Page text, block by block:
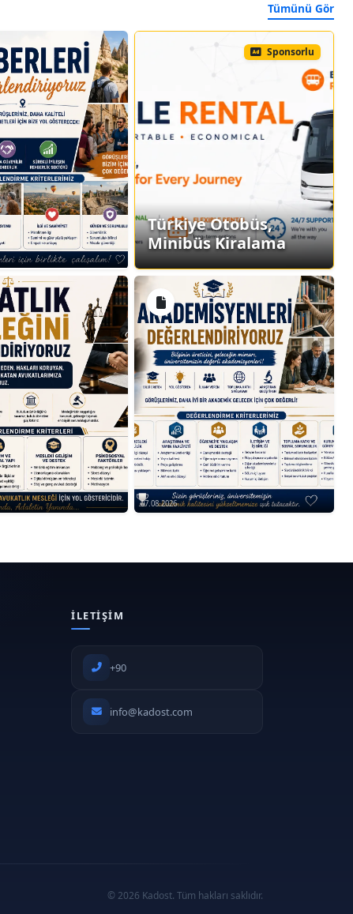
Tümünü Gör
Sponsorlu
Türkiye Otobüs,
Minibüs Kiralama
07.08.2026
İLETIŞIM
+90
info@kadost.com
© 2026 Kadost. Tüm hakları saklıdır.